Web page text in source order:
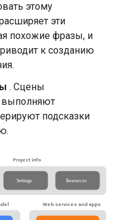
этому
эти
похожие фразы, и
к созданию
. Сцены
выполняют
подсказки